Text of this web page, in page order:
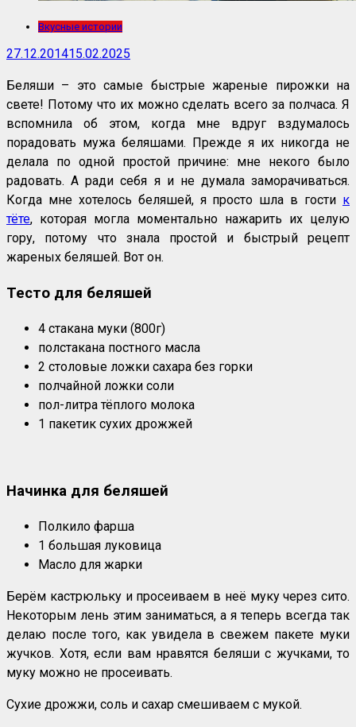
Вкусные истории
27.12.201415.02.2025
Беляши – это самые быстрые жареные пирожки на
свете! Потому что их можно сделать всего за полчаса. Я
вспомнила об этом, когда мне вдруг вздумалось
порадовать мужа беляшами. Прежде я их никогда не
делала по одной простой причине: мне некого было
радовать. А ради себя я и не думала заморачиваться.
Когда мне хотелось беляшей, я просто шла в гости к
тёте, которая могла моментально нажарить их целую
гору, потому что знала простой и быстрый рецепт
жареных беляшей. Вот он.
Тесто для беляшей
4 стакана муки (800г)
полстакана постного масла
2 столовые ложки сахара без горки
полчайной ложки соли
пол-литра тёплого молока
1 пакетик сухих дрожжей
Начинка для беляшей
Полкило фарша
1 большая луковица
Масло для жарки
Берём кастрюльку и просеиваем в неё муку через сито.
Некоторым лень этим заниматься, а я теперь всегда так
делаю после того, как увидела в свежем пакете муки
жучков. Хотя, если вам нравятся беляши с жучками, то
муку можно не просеивать.
Сухие дрожжи, соль и сахар смешиваем с мукой.